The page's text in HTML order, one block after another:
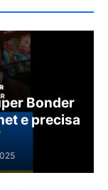
Bonder
e precisa